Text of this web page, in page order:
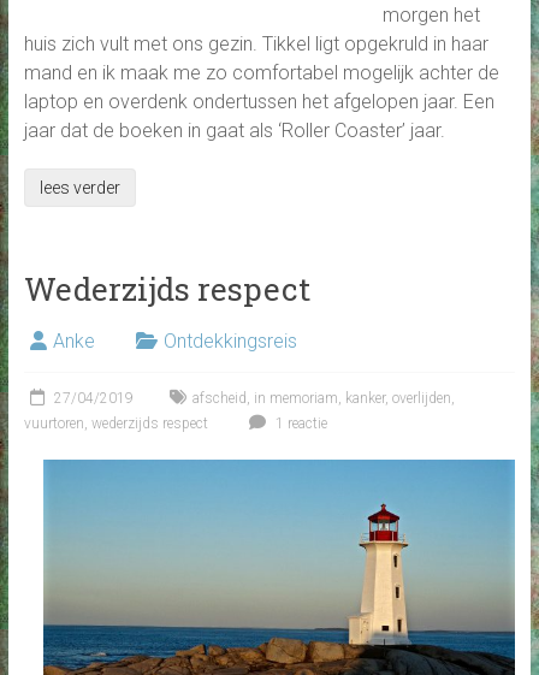
morgen het
huis zich vult met ons gezin. Tikkel ligt opgekruld in haar
mand en ik maak me zo comfortabel mogelijk achter de
laptop en overdenk ondertussen het afgelopen jaar. Een
jaar dat de boeken in gaat als ‘Roller Coaster’ jaar.
lees verder
Wederzijds respect
Anke Ontdekkingsreis
27/04/2019 afscheid , in memoriam, kanker, overlijden,
vuurtoren, wederzijds respect 1 reactie